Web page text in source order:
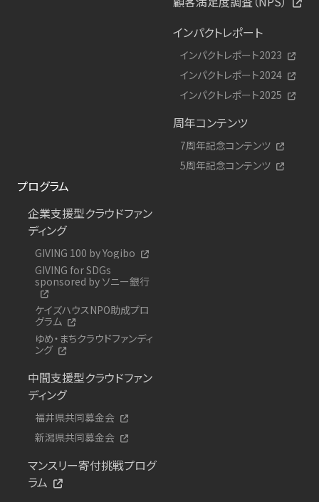
インパクトレポート
インパクトレポート2023
インパクトレポート2024
インパクトレポート2025
周年コンテンツ
7周年記念コンテンツ
5周年記念コンテンツ
プログラム
企業支援型クラウドファン
ディング
GIVING 100 by Yogibo
GIVING for SDGs
sponsored by ソニー銀行
ケイズハウスNPO助成プロ
グラム
ゆめ・まちクラウドファンディ
ング
中間支援型クラウドファン
ディング
福井県共同募金会
新潟県共同募金会
マンスリー寄付挑戦プログ
ラム